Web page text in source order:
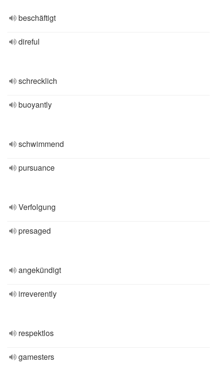
beschäftigt
direful
schrecklich
buoyantly
schwimmend
pursuance
Verfolgung
presaged
angekündigt
irreverently
respektlos
gamesters